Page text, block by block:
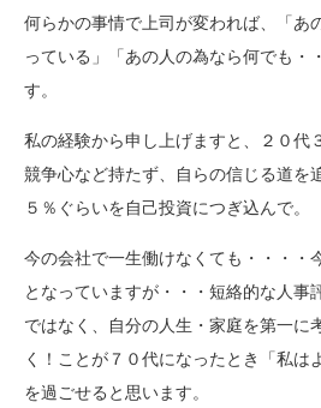
何らかの事情で上司が変われば、「あ
っている」「あの人の為なら何でも・
す。
私の経験から申し上げますと、２０代
競争心など持たず、自らの信じる道を
５％ぐらいを自己投資につぎ込んで。
今の会社で一生働けなくても・・・・
となっていますが・・・短絡的な人事
ではなく、自分の人生・家庭を第一に
く！ことが７０代になったとき「私は
を過ごせると思います。